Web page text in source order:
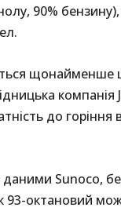
90%
щонайменше
компанія
до горіння
даними Sunoco,
93-октановий